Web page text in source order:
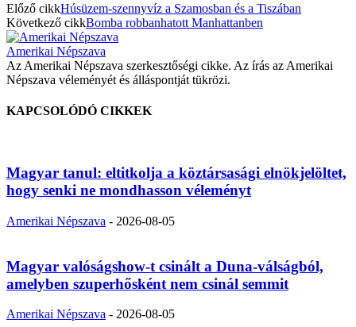
Előző cikkHúsüzem-szennyvíz a Szamosban és a Tiszában
Következő cikkBomba robbanhatott Manhattanben
Amerikai Népszava
Az Amerikai Népszava szerkesztőségi cikke. Az írás az Amerikai
Népszava véleményét és álláspontját tükrözi.
KAPCSOLÓDÓ CIKKEK
Magyar tanul: eltitkolja a köztársasági elnökjelöltet,
hogy senki ne mondhasson véleményt
Amerikai Népszava - 2026-08-05
Magyar valóságshow-t csinált a Duna-válságból,
amelyben szuperhősként nem csinál semmit
Amerikai Népszava - 2026-08-05